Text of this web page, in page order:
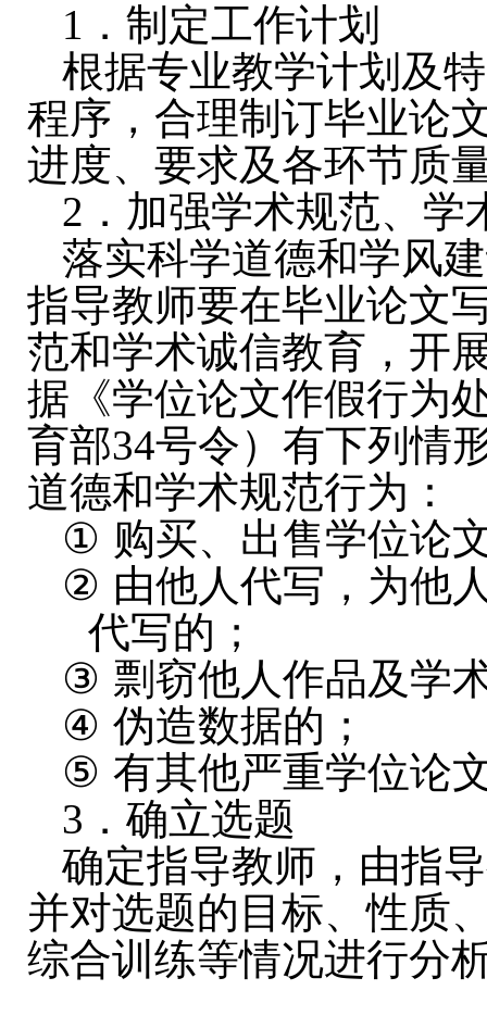
1 ．制定工作计划
根据专业教学计划及
程序，合理制订毕业论
进度、要求及各环节质
2 ．加强学术规范、学
落实科学道德和学风
指导教师要在毕业论文
范和学术诚信教育，开
据《学位论文作假行为
育部34号令）有下列情
道德和学术规范行为：
① 购买、出售学位论
② 由他人代写，为他
代写的；
③ 剽窃他人作品及学
④ 伪造数据的；
⑤ 有其他严重学位论
3 ．确立选题
确定指导教师，由指
并对选题的目标、性质
综合训练等情况进行分